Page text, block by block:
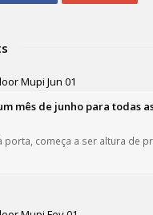
mês de junho para todas
porta, começa a ser altura de